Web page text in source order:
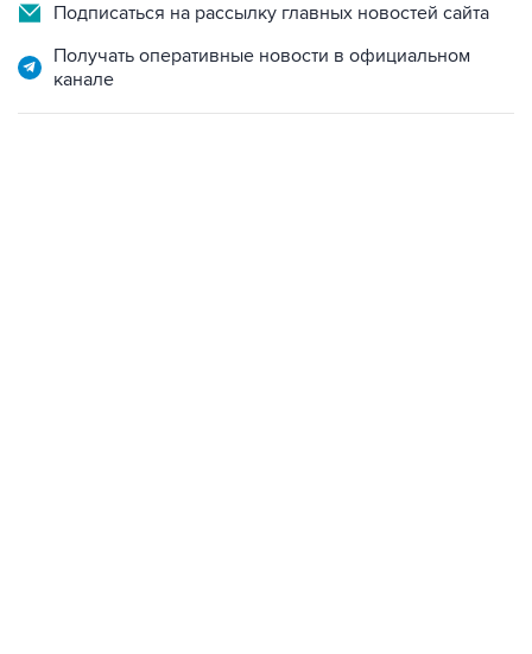
Подписаться на рассылку главных новостей сайта
Получать оперативные новости в официальном
канале